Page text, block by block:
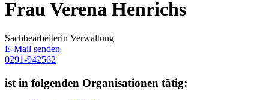
Frau Verena Henrichs
Sachbearbeiterin Verwaltung
E-Mail senden
0291-942562
ist in folgenden Organisationen tätig: